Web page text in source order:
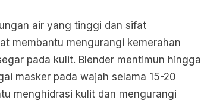
air yang tinggi dan sifat
membantu mengurangi kemerahan
pada kulit. Blender mentimun hingga
masker pada wajah selama 15-20
menghidrasi kulit dan mengurangi